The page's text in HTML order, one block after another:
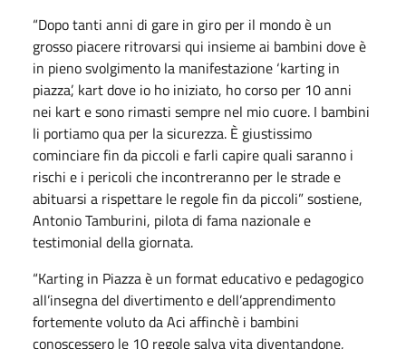
“Dopo tanti anni di gare in giro per il mondo è un
grosso piacere ritrovarsi qui insieme ai bambini dove è
in pieno svolgimento la manifestazione ‘karting in
piazza’, kart dove io ho iniziato, ho corso per 10 anni
nei kart e sono rimasti sempre nel mio cuore. I bambini
li portiamo qua per la sicurezza. È giustissimo
cominciare fin da piccoli e farli capire quali saranno i
rischi e i pericoli che incontreranno per le strade e
abituarsi a rispettare le regole fin da piccoli” sostiene,
Antonio Tamburini, pilota di fama nazionale e
testimonial della giornata.
“Karting in Piazza è un format educativo e pedagogico
all’insegna del divertimento e dell’apprendimento
fortemente voluto da Aci affinchè i bambini
conoscessero le 10 regole salva vita diventandone,